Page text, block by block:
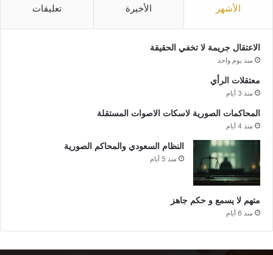
الأشهر الأخيرة تعليقات
الاعتقال جريمة لا تخفي الحقيقة
منذ يوم واحد
معتقلات الرأي
منذ 3 أيام
المحاكمات الصورية لاسكات الاصوات المستقلة
منذ 4 أيام
النظام السعودي والمحاكم الصورية
منذ 5 أيام
متهم لا يسمع و حكم جاهز
منذ 6 أيام